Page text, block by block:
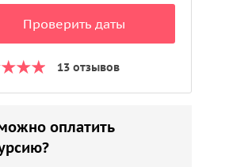
Проверить даты
13 отзывов
оплатить